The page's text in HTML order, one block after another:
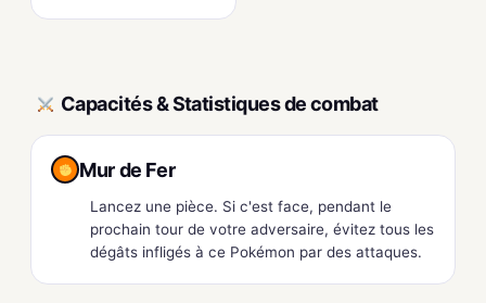
Capacités & Statistiques de combat
Mur de Fer
Lancez une pièce. Si c'est face, pendant le
prochain tour de votre adversaire, évitez tous les
dégâts infligés à ce Pokémon par des attaques.